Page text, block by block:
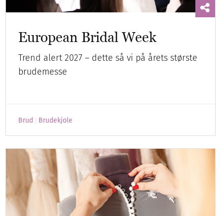
European Bridal Week
Trend alert 2027 – dette så vi på årets største
brudemesse
Brud Brudekjole